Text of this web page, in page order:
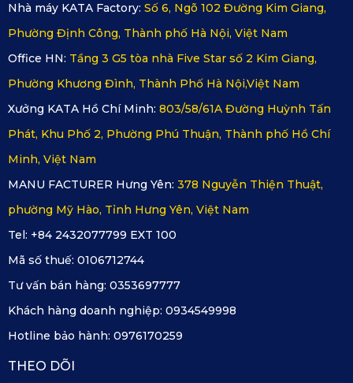
dài, tiết kiệm chi phí thay mới định kỳ.
Chính sách bảo hành minh bạch:Mua thảm chính
hãng từ KATA, người dùng được hưởng chính sách bảo
hành rõ ràng và được hỗ trợ đổi mới nếu sản phẩm lỗi kỹ
thuật do nhà sản xuất.
3. Cách mua hàng và lắp đặt thảm
sàn ô tô 360 Ford Tourneo
Nhà máy KATA Factory: Số 6, Ngõ 102 Đường Kim Giang,
Phường Định Công, Thành phố Hà Nội, Việt Nam
Office HN: Tầng 3 G5 tòa nhà Five Star số 2 Kim Giang,
Phường Khương Đình, Thành Phố Hà Nội,Việt Nam
Xưởng KATA Hồ Chí Minh: 803/58/61A Đường Huỳnh Tấn
Phát, Khu Phố 2, Phường Phú Thuận, Thành phố Hồ Chí
Minh, Việt Nam
MANU FACTURER Hưng Yên: 378 Nguyễn Thiện Thuật,
phường Mỹ Hào, Tỉnh Hưng Yên, Việt Nam
Tel: +84 2432077799 EXT 100
Mã số thuế: 0106712744
Tư vấn bán hàng: 0353697777
Khách hàng doanh nghiệp: 0934549998
Hotline bảo hành: 0976170259
THEO DÕI